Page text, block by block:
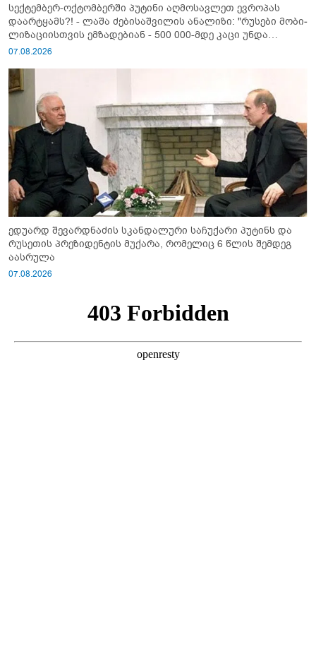
სექტემბერ-ოქტომბერში პუტინი აღმოსავლეთ ევროპას
დაარტყამს?! - ლაშა ძებისაშვილის ანალიზი: "რუსები მობი­
ლიზაციისთვის ემზადებიან - 500 000-მდე კაცი უნდა
გაიწვიონ ომში"
07.08.2026
ედუარდ შევარდნაძის სკანდალური საჩუქარი პუტინს და
რუსეთის პრეზიდენტის მუქარა, რომელიც 6 წლის შემდეგ
აასრულა
07.08.2026